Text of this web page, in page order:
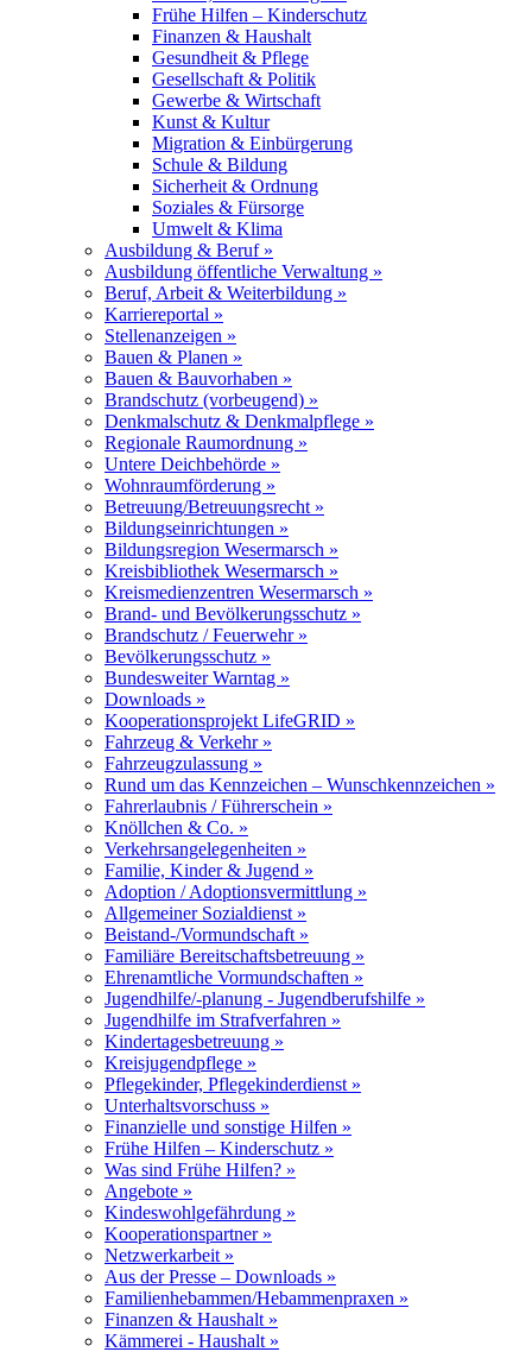
Frühe Hilfen – Kinderschutz
Finanzen & Haushalt
Gesundheit & Pflege
Gesellschaft & Politik
Gewerbe & Wirtschaft
Kunst & Kultur
Migration & Einbürgerung
Schule & Bildung
Sicherheit & Ordnung
Soziales & Fürsorge
Umwelt & Klima
Ausbildung & Beruf »
Ausbildung öffentliche Verwaltung »
Beruf, Arbeit & Weiterbildung »
Karriereportal »
Stellenanzeigen »
Bauen & Planen »
Bauen & Bauvorhaben »
Brandschutz (vorbeugend) »
Denkmalschutz & Denkmalpflege »
Regionale Raumordnung »
Untere Deichbehörde »
Wohnraumförderung »
Betreuung/Betreuungsrecht »
Bildungseinrichtungen »
Bildungsregion Wesermarsch »
Kreisbibliothek Wesermarsch »
Kreismedienzentren Wesermarsch »
Brand- und Bevölkerungsschutz »
Brandschutz / Feuerwehr »
Bevölkerungsschutz »
Bundesweiter Warntag »
Downloads »
Kooperationsprojekt LifeGRID »
Fahrzeug & Verkehr »
Fahrzeugzulassung »
Rund um das Kennzeichen – Wunschkennzeichen »
Fahrerlaubnis / Führerschein »
Knöllchen & Co. »
Verkehrsangelegenheiten »
Familie, Kinder & Jugend »
Adoption / Adoptionsvermittlung »
Allgemeiner Sozialdienst »
Beistand-/Vormundschaft »
Familiäre Bereitschaftsbetreuung »
Ehrenamtliche Vormundschaften »
Jugendhilfe/-planung - Jugendberufshilfe »
Jugendhilfe im Strafverfahren »
Kindertagesbetreuung »
Kreisjugendpflege »
Pflegekinder, Pflegekinderdienst »
Unterhaltsvorschuss »
Finanzielle und sonstige Hilfen »
Frühe Hilfen – Kinderschutz »
Was sind Frühe Hilfen? »
Angebote »
Kindeswohlgefährdung »
Kooperationspartner »
Netzwerkarbeit »
Aus der Presse – Downloads »
Familienhebammen/Hebammenpraxen »
Finanzen & Haushalt »
Kämmerei - Haushalt »